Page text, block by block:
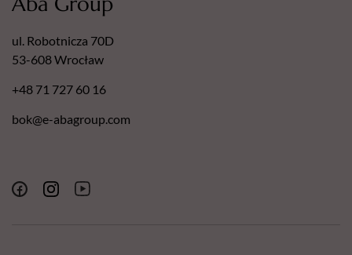
ul. Robotnicza 70D
53-608 Wrocław
+48 71 727 60 16
bok@e-abagroup.com